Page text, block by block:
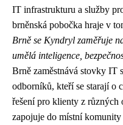
IT infrastrukturu a služby
brněnská pobočka hraje v
Brně se Kyndryl zaměřuje
umělá inteligence,
Brně zaměstnává stovky IT
odborníků, kteří se starají o
řešení pro klienty z
zapojuje do místní